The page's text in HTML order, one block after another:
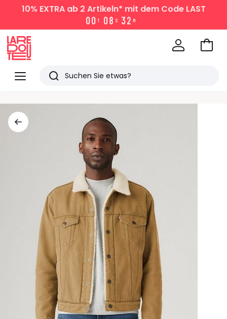
10% EXTRAab 2 Artikeln* mit dem Code LAST
00 T 08 S 32 M
Menü
Redoute
Suchen
Zum